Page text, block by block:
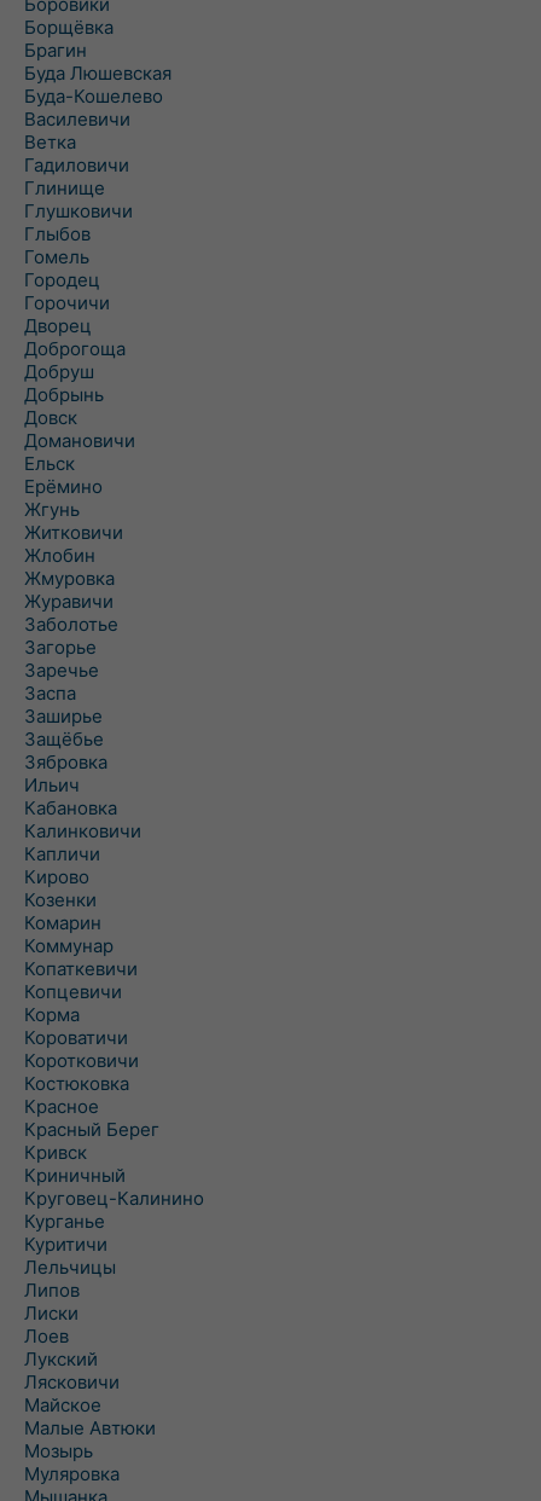
Борщёвка
Брагин
Буда Люшевская
Буда-Кошелево
Василевичи
Ветка
Гадиловичи
Глинище
Глушковичи
Глыбов
Гомель
Городец
Горочичи
Дворец
Доброгоща
Добруш
Добрынь
Довск
Домановичи
Ельск
Ерёмино
Жгунь
Житковичи
Жлобин
Жмуровка
Журавичи
Заболотье
Загорье
Заречье
Заспа
Заширье
Защёбье
Зябровка
Ильич
Кабановка
Калинковичи
Капличи
Кирово
Козенки
Комарин
Коммунар
Копаткевичи
Копцевичи
Корма
Короватичи
Коротковичи
Костюковка
Красное
Красный Берег
Кривск
Криничный
Круговец-Калинино
Курганье
Куритичи
Лельчицы
Липов
Лиски
Лоев
Лукский
Лясковичи
Майское
Малые Автюки
Мозырь
Муляровка